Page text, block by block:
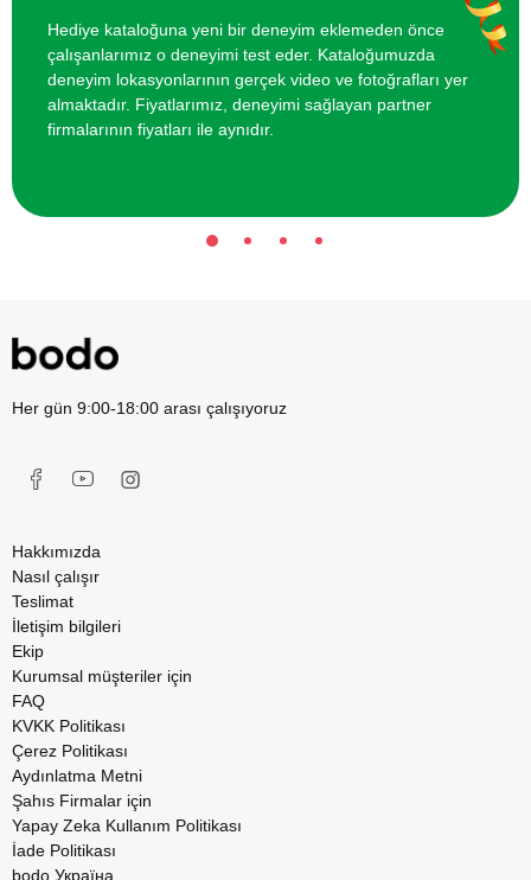
Hediye kataloğuna yeni bir deneyim eklemeden önce
çalışanlarımız o deneyimi test eder. Kataloğumuzda
deneyim lokasyonlarının gerçek video ve fotoğrafları yer
almaktadır. Fiyatlarımız, deneyimi sağlayan partner
firmalarının fiyatları ile aynıdır.
Her gün 9:00-18:00 arası çalışıyoruz
Hakkımızda
Nasıl çalışır
Teslimat
İletişim bilgileri
Ekip
Kurumsal müşteriler için
FAQ
KVKK Politikası
Çerez Politikası
Aydınlatma Metni
Şahıs Firmalar için
Yapay Zeka Kullanım Politikası
İade Politikası
bodo Україна